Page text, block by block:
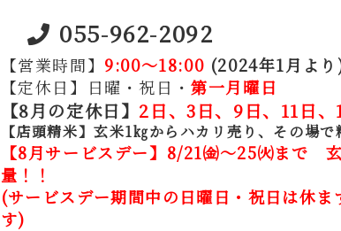
055-962-2092
【営業時間】 9:00～18:00 (2024年1月よ
【定休日】日曜・祝日・第一月曜日
【8月の定休日】 2日、3日、9日、11日
【店頭精米】玄米1㎏からハカリ売り、その場で
【8月サービスデー】8/21㈮～25㈫まで
量！！
(サービスデー期間中の日曜日・祝日は休ま